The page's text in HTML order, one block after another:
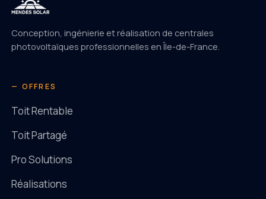
Conception, ingénierie et réalisation de centrales
photovoltaïques professionnelles en Île-de-France.
— OFFRES
Toit Rentable
Toit Partagé
Pro Solutions
Réalisations